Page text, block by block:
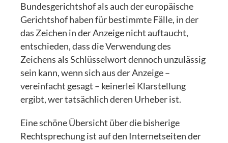
Bundesgerichtshof als auch der europäische
Gerichtshof haben für bestimmte Fälle, in der
das Zeichen in der Anzeige nicht auftaucht,
entschieden, dass die Verwendung des
Zeichens als Schlüsselwort dennoch unzulässig
sein kann, wenn sich aus der Anzeige –
vereinfacht gesagt – keinerlei Klarstellung
ergibt, wer tatsächlich deren Urheber ist.
Eine schöne Übersicht über die bisherige
Rechtsprechung ist auf den Internetseiten der